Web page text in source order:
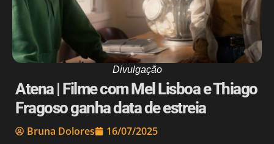
Divulgação
Atena | Filme com Mel Lisboa e Thiago
Fragoso ganha data de estreia
Bruna Dolores 16/07/2025